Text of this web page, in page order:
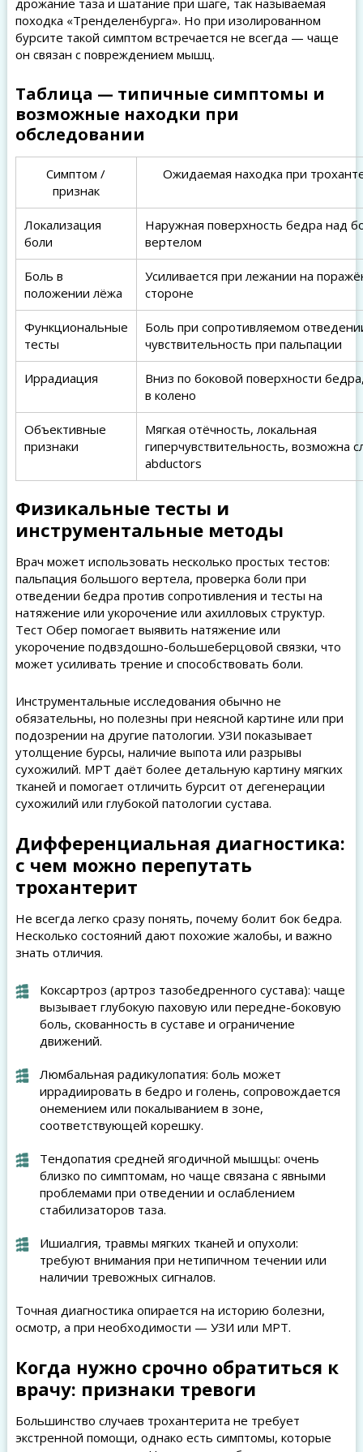
дрожание таза и шатание при шаге, так называемая
походка «Тренделенбурга». Но при изолированном
бурсите такой симптом встречается не всегда — чаще
он связан с повреждением мышц.
Таблица — типичные симптомы и
возможные находки при
обследовании
Симптом /
признак
Ожидаемая находка при
Локализация
боли
Наружная поверхность бедра над
вертелом
Боль в
положении лёжа
Усиливается при лежании на
стороне
Функциональные
тесты
Боль при сопротивляемом
чувствительность при пальпации
Иррадиация
Вниз по боковой поверхности
в колено
Объективные
признаки
Мягкая отёчность, локальная
гиперчувствительность, возможна
abductors
Физикальные тесты и
инструментальные методы
Врач может использовать несколько простых тестов:
пальпация большого вертела, проверка боли при
отведении бедра против сопротивления и тесты на
натяжение или укорочение или ахилловых структур.
Тест Обер помогает выявить натяжение или
укорочение подвздошно-большеберцовой связки, что
может усиливать трение и способствовать боли.
Инструментальные исследования обычно не
обязательны, но полезны при неясной картине или при
подозрении на другие патологии. УЗИ показывает
утолщение бурсы, наличие выпота или разрывы
сухожилий. МРТ даёт более детальную картину мягких
тканей и помогает отличить бурсит от дегенерации
сухожилий или глубокой патологии сустава.
Дифференциальная диагностика:
с чем можно перепутать
трохантерит
Не всегда легко сразу понять, почему болит бок бедра.
Несколько состояний дают похожие жалобы, и важно
знать отличия.
Коксартроз (артроз тазобедренного сустава): чаще
вызывает глубокую паховую или передне-боковую
боль, скованность в суставе и ограничение
движений.
Люмбальная радикулопатия: боль может
иррадиировать в бедро и голень, сопровождается
онемением или покалыванием в зоне,
соответствующей корешку.
Тендопатия средней ягодичной мышцы: очень
близко по симптомам, но чаще связана с явными
проблемами при отведении и ослаблением
стабилизаторов таза.
Ишиалгия, травмы мягких тканей и опухоли:
требуют внимания при нетипичном течении или
наличии тревожных сигналов.
Точная диагностика опирается на историю болезни,
осмотр, а при необходимости — УЗИ или МРТ.
Когда нужно срочно обратиться к
врачу: признаки тревоги
Большинство случаев трохантерита не требует
экстренной помощи, однако есть симптомы, которые